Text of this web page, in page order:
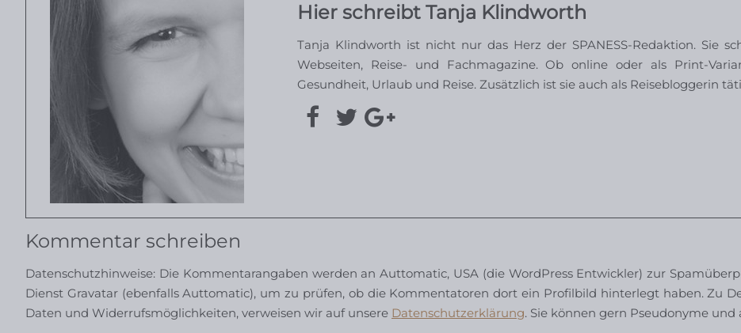
Hier schreibt Tanja Klindworth
Tanja Klindworth ist nicht nur das Herz der SPANESS-Redaktion. Sie
Webseiten, Reise- und Fachmagazine. Ob online oder als Print-
Gesundheit, Urlaub und Reise. Zusätzlich ist sie auch als Reisebloggerin
Kommentar schreiben
Datenschutzhinweise: Die Kommentarangaben werden an Auttomatic, USA (die WordPress Entwickler) zur
Dienst Gravatar (ebenfalls Auttomatic), um zu prüfen, ob die Kommentatoren dort ein Profilbild hinterlegt haben. Zu
Daten und Widerrufsmöglichkeiten, verweisen wir auf unsere Datenschutzerklärung. Sie können gern Pseudonyme